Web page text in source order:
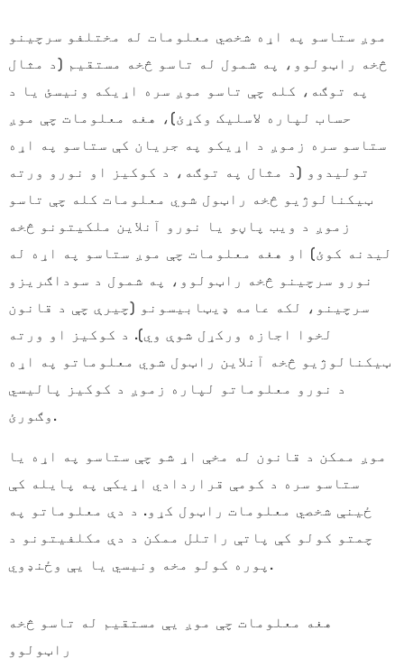
موږ ستاسو په اړه شخصي معلومات له مختلفو سرچینو
څخه راټولوو، په شمول له تاسو څخه مستقیم (د مثال
په توګه، کله چې تاسو موږ سره اړیکه ونیسئ یا د
حساب لپاره لاسلیک وکړئ)، هغه معلومات چې موږ
ستاسو سره زموږ د اړیکو په جریان کې ستاسو په اړه
تولیدوو (د مثال په توګه، د کوکیز او نورو ورته
ټیکنالوژیو څخه راټول شوي معلومات کله چې تاسو
زموږ د ویب پاڼو یا نورو آنلاین ملکیتونو څخه
لیدنه کوئ) او هغه معلومات چې موږ ستاسو په اړه له
نورو سرچینو څخه راټولوو، په شمول د سوداګریزو
سرچینو، لکه عامه ډیټابیسونو (چیرې چې د قانون
لخوا اجازه ورکړل شوې وي). د کوکیز او ورته
ټیکنالوژیو څخه آنلاین راټول شوي معلوماتو په اړه
د نورو معلوماتو لپاره زموږ د کوکیز پالیسي
وګورئ.
موږ ممکن د قانون له مخې اړ شو چې ستاسو په اړه یا
ستاسو سره د کومې قراردادي اړیکې په پایله کې
ځینې شخصي معلومات راټول کړو. د دې معلوماتو په
چمتو کولو کې پاتې راتلل ممکن د دې مکلفیتونو د
پوره کولو مخه ونیسي یا یې وځنډوي.
هغه معلومات چې موږ یې مستقیم له تاسو څخه
راټولوو